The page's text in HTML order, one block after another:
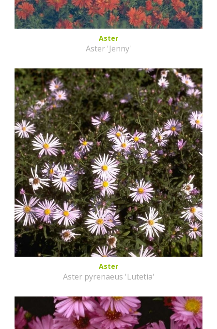
Aster
Aster 'Jenny'
Aster
Aster pyrenaeus 'Lutetia'